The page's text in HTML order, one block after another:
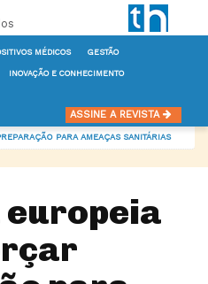
MÉDICOS GESTÃO
INOVAÇÃO E CONHECIMENTO
ASSINE A REVISTA
PARA AMEAÇAS SANITÁRIAS